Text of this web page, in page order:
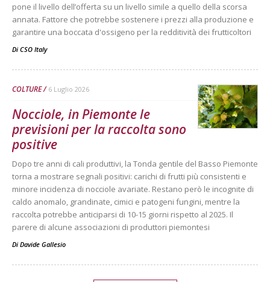
pone il livello dell’offerta su un livello simile a quello della scorsa
annata. Fattore che potrebbe sostenere i prezzi alla produzione e
garantire una boccata d'ossigeno per la redditività dei frutticoltori
Di CSO Italy
COLTURE 6 Luglio 2026
Nocciole, in Piemonte le
previsioni per la raccolta sono
positive
Dopo tre anni di cali produttivi, la Tonda gentile del Basso Piemonte
torna a mostrare segnali positivi: carichi di frutti più consistenti e
minore incidenza di nocciole avariate. Restano però le incognite di
caldo anomalo, grandinate, cimici e patogeni fungini, mentre la
raccolta potrebbe anticiparsi di 10-15 giorni rispetto al 2025. Il
parere di alcune associazioni di produttori piemontesi
Di Davide Gallesio